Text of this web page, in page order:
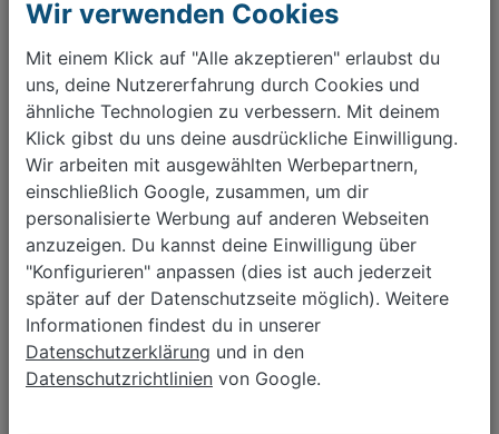
04/2017
38.086 km
Schaltgetriebe
Benzin
64 kW (87 PS)
≈ 125 g CO₂/km (Komb.) ≈ 5,3 l/100 km (Komb.)
10.310 €
Monatliche Rate ab
Zurück 1 2 Weiter
Wir verwenden Cookies
Mit einem Klick auf "Alle akzeptieren" erlaubst du
uns, deine Nutzererfahrung durch Cookies und
ähnliche Technologien zu verbessern. Mit deinem
Klick gibst du uns deine ausdrückliche Einwilligung.
Wir arbeiten mit ausgewählten Werbepartnern,
einschließlich Google, zusammen, um dir
personalisierte Werbung auf anderen Webseiten
anzuzeigen. Du kannst deine Einwilligung über
"Konfigurieren" anpassen (dies ist auch jederzeit
später auf der Datenschutzseite möglich). Weitere
Informationen findest du in unserer
Datenschutzerklärung und in den
Datenschutzrichtlinien von Google.